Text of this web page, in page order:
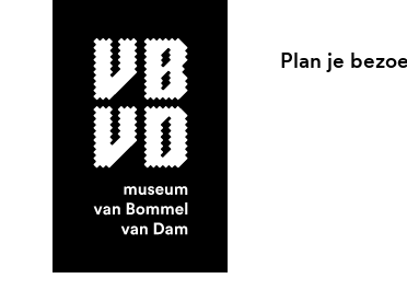
museum van Bommel van Dam
Plan je